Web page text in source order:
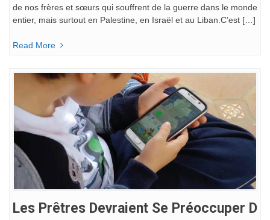
de nos frères et sœurs qui souffrent de la guerre dans le monde
entier, mais surtout en Palestine, en Israël et au Liban.C’est […]
Read More
Les Prêtres Devraient Se Préoccuper D